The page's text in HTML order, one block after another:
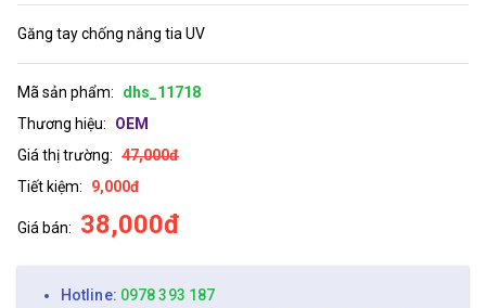
Găng tay chống nắng tia UV
Mã sản phẩm:
dhs_11718
Thương hiệu:
OEM
Giá thị trường: 47,000đ
Tiết kiệm:
9,000đ
Giá bán: 38,000đ
Hotline: 0978 393 187